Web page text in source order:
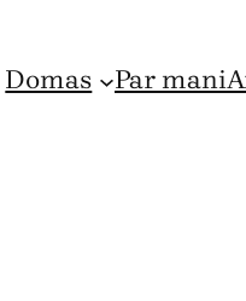
Domas Par mani